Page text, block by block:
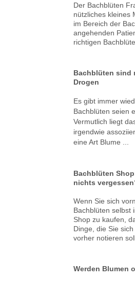
Der Bachblüten
nützliches kleines
im Bereich der
angehenden
richtigen
Bachblüten sind
Drogen
Es gibt immer
Bachblüten seien
Vermutlich liegt
irgendwie
eine Art Blume ...
Bachblüten
nichts
Wenn Sie sich
Bachblüten selbst
Shop zu kaufen,
Dinge, die Sie
vorher notieren
Werden Blumen